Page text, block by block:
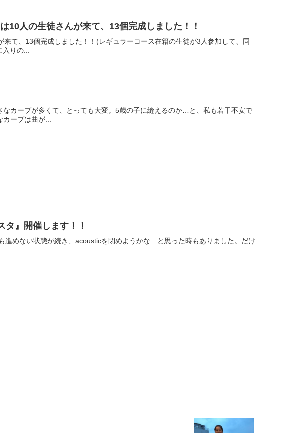
人の生徒さんが来て、13個完成しました！！
て、13個完成しました！！(レギュラーコース在籍の生徒が3人参加して、同
りの...
カーブが多くて、とっても大変。5歳の子に縫えるのか…と、私も若干不安で
カーブは曲が...
』開催します！！
めない状態が続き、acousticを閉めようかな…と思った時もありました。だけ